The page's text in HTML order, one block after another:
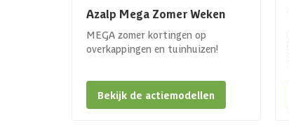
Azalp Mega Zomer Weken
MEGA zomer kortingen op
overkappingen en tuinhuizen!
Bekijk de actiemodellen